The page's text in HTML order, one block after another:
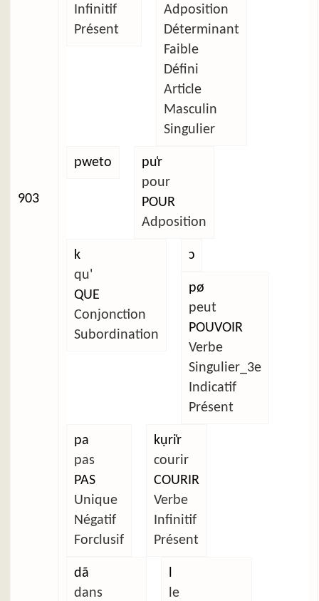
903
Infinitif
Présent
Adposition
Déterminant
Faible
Défini
Article
Masculin
Singulier
pweto
pu̜r
pour
POUR
Adposition
k
qu'
QUE
Conjonction
Subordination
ɔ
pø
peut
POUVOIR
Verbe
Singulier_3e
Indicatif
Présent
pa
pas
PAS
Unique
Négatif
Forclusif
kụri̜r
courir
COURIR
Verbe
Infinitif
Présent
dã
dans
le